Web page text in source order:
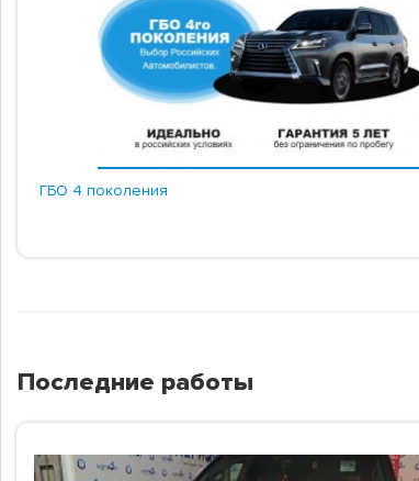
ГБО 4 поколения
Последние работы